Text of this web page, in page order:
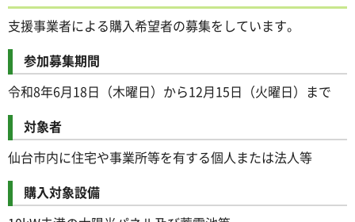
支援事業者による購入希望者の募集をしています。
参加募集期間
令和8年6月18日（木曜日）から12月15日（火曜日）まで
対象者
仙台市内に住宅や事業所等を有する個人または法人等
購入対象設備